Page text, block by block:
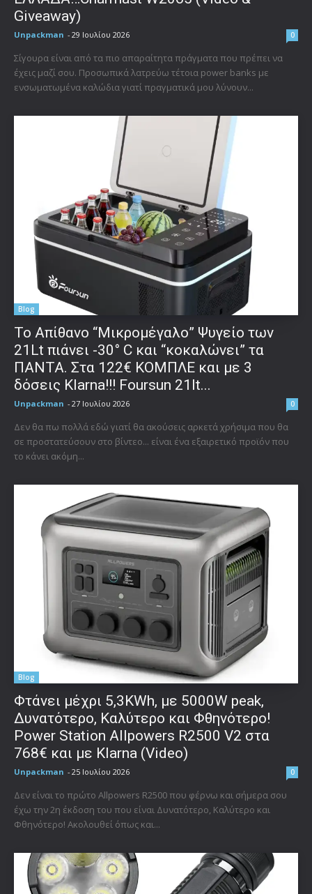
Giveaway)
Unpackman - 29 Ιουλίου 2026 0
Σίγουρα είναι από τα πιο απαραίτητα πράγματα που πρέπει να
έχεις μαζί σου. Προσωπικά λατρεύω τέτοια power banks με
ενσωματωμένα καλώδια γιατί πραγματικά μου λύνουν...
Blog
Το Απίθανο “Μικρομέγαλο” Ψυγείο των
21Lt πιάνει -30° C και “κοκαλώνει” τα
ΠΑΝΤΑ. Στα 122€ ΚΟΜΠΛΕ και με 3
δόσεις Klarna!!! Foursun 21lt...
Unpackman - 27 Ιουλίου 2026 0
Δεν θα πω πολλά εδώ γιατί θα ακούσεις αρκετά χρήσιμα που θα
σε προστατεύσουν στο βίντεο... είναι ένα εξαιρετικό προϊόν που
το κάνει ακόμη...
Blog
Φτάνει μέχρι 5,3KWh, με 5000W peak,
Δυνατότερο, Καλύτερο και Φθηνότερο!
Power Station Allpowers R2500 V2 στα
768€ και με Klarna (Video)
Unpackman - 25 Ιουλίου 2026 0
Δεν είναι το πρώτο Allpowers R2500 που φέρνω και σήμερα σου
έχω την 2η έκδοση του που είναι Δυνατότερο, Καλύτερο και
Φθηνότερο! Ακολουθεί όπως και...